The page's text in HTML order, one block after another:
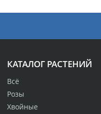
КАТАЛОГ РАСТЕНИЙ
Всё
Розы
Хвойные